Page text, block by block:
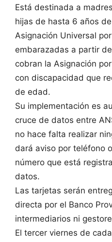
Está destinada a
hijas de hasta 6 años
Asignación Universal
embarazadas a partir
cobran la Asignación
con discapacidad que
de edad.
Su implementación es
cruce de datos entre
no hace falta realizar
dará aviso por teléfono
número que está
datos.
Las tarjetas serán
directa por el Banco
intermediarios ni
El tercer viernes de